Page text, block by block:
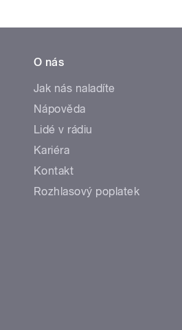
O nás
Jak nás naladíte
Nápověda
Lidé v rádiu
Kariéra
Kontakt
Rozhlasový poplatek